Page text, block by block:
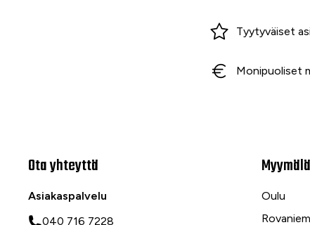
Tyytyväiset
Monipuoliset
Ota yhteyttä
Asiakaspalvelu
040 716 7228
Oulu